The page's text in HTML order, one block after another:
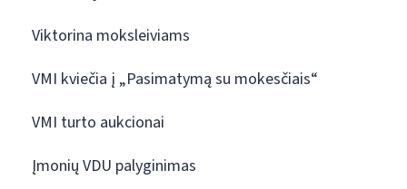
Viktorina moksleiviams
VMI kviečia į „Pasimatymą su mokesčiais“
VMI turto aukcionai
Įmonių VDU palyginimas